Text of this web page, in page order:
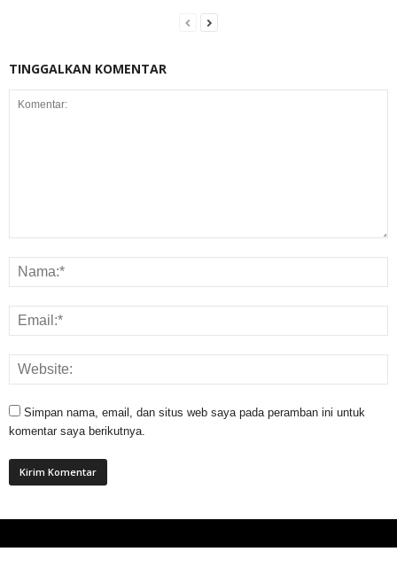
TINGGALKAN KOMENTAR
Simpan nama, email, dan situs web saya pada peramban ini untuk
komentar saya berikutnya.